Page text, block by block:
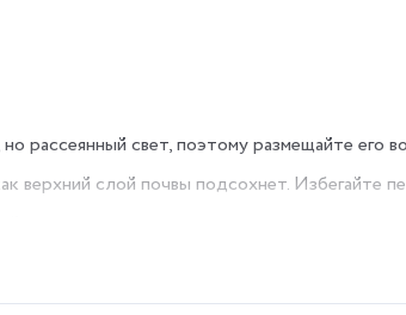
рассеянный свет, поэтому размещайте его
верхний слой почвы подсохнет. Избегайте
весной, взрослые — каждые 2–3